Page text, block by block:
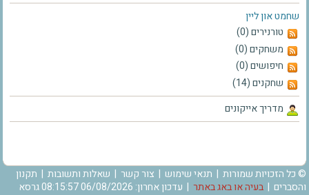
שחמט און ליין
טורנירים (0)
משחקים (0)
חיפושים (0)
שחקנים (14)
מדריך אייקונים
© כל הזכויות שמורות | תנאי שימוש | צור קשר | שאלות ותשובות | תקנון
והסברים | בעיה או באג באתר
| עדכון אחרון: 06/08/2026 08:15:57 גרסא